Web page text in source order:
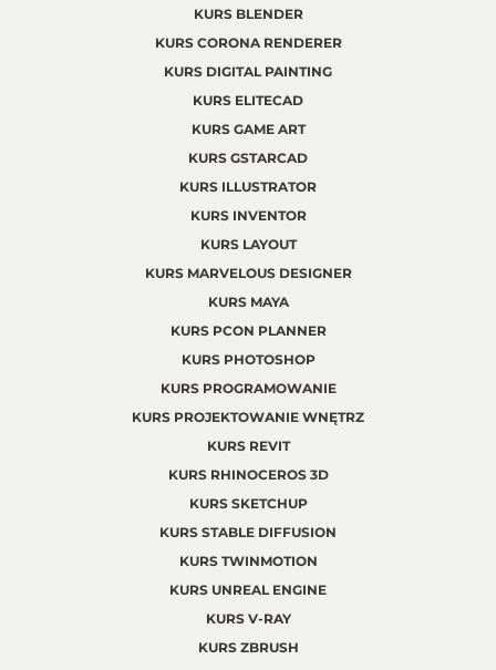
KURS BLENDER
KURS CORONA RENDERER
KURS DIGITAL PAINTING
KURS ELITECAD
KURS GAME ART
KURS GSTARCAD
KURS ILLUSTRATOR
KURS INVENTOR
KURS LAYOUT
KURS MARVELOUS DESIGNER
KURS MAYA
KURS PCON PLANNER
KURS PHOTOSHOP
KURS PROGRAMOWANIE
KURS PROJEKTOWANIE WNĘTRZ
KURS REVIT
KURS RHINOCEROS 3D
KURS SKETCHUP
KURS STABLE DIFFUSION
KURS TWINMOTION
KURS UNREAL ENGINE
KURS V-RAY
KURS ZBRUSH